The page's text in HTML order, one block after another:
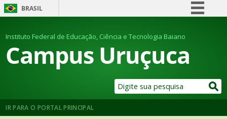
BRASIL
Comunica BR
Participe
Legislação
Instituto Federal de Educação, Ciência e Tecnologia Baiano
Campus Uruçuca
IR PARA O PORTAL PRINCIPAL